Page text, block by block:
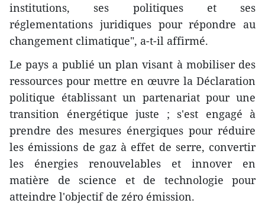
institutions, ses politiques et ses
réglementations juridiques pour répondre au
changement climatique", a-t-il affirmé.
Le pays a publié un plan visant à mobiliser des
ressources pour mettre en œuvre la Déclaration
politique établissant un partenariat pour une
transition énergétique juste ; s'est engagé à
prendre des mesures énergiques pour réduire
les émissions de gaz à effet de serre, convertir
les énergies renouvelables et innover en
matière de science et de technologie pour
atteindre l'objectif de zéro émission.